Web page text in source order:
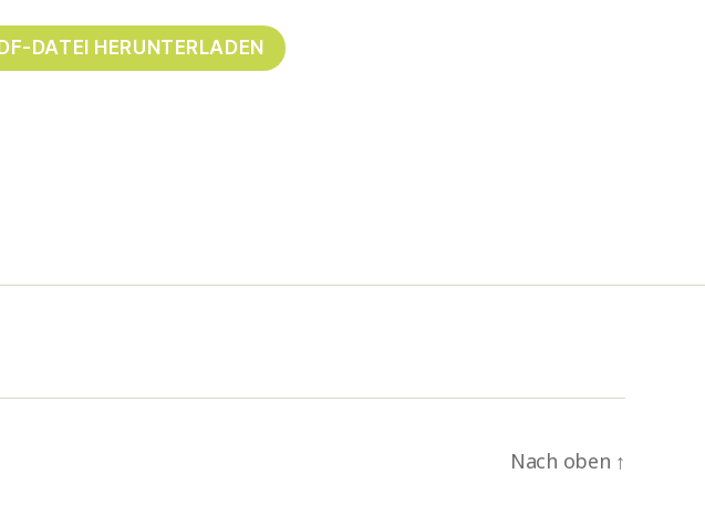
Nach oben ↑